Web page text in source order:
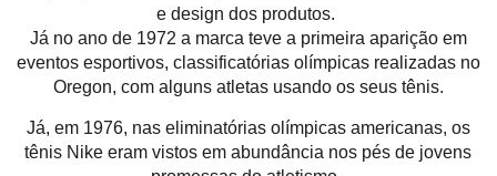
e design dos produtos.
Já no ano de 1972 a marca teve a primeira aparição em
eventos esportivos, classificatórias olímpicas realizadas no
Oregon, com alguns atletas usando os seus tênis.
Já, em 1976, nas eliminatórias olímpicas americanas, os
tênis Nike eram vistos em abundância nos pés de jovens